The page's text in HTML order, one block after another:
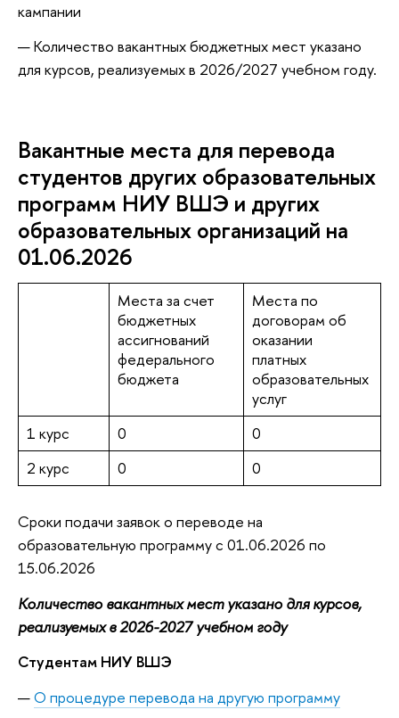
кампании
Количество вакантных бюджетных мест указано
для курсов, реализуемых в 2026/2027 учебном году.
Вакантные места для перевода
студентов других образовательных
программ НИУ ВШЭ и других
образовательных организаций на
01.06.2026
Места за счет
бюджетных
ассигнований
федерального
бюджета
Места по
договорам об
оказании
платных
образовательных
услуг
1 курс
0
0
2 курс
0 0
Сроки подачи заявок о переводе на
образовательную программу с 01.06.2026 по
15.06.2026
Количество вакантных мест указано для курсов,
реализуемых в 2026-2027 учебном году
Студентам НИУ ВШЭ
О процедуре перевода на другую программу